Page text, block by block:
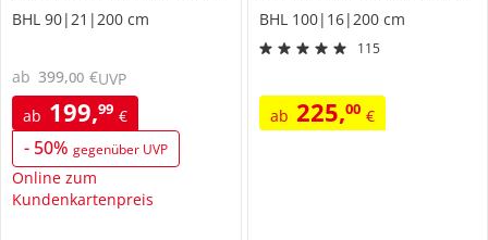
BHL 90|21|200 cm
ab 199,99 €
- 50% gegenüber UVP
Online zum
Kundenkartenpreis
ab 399,00 €UVP
BHL 100|16|200 cm
115
ab 225,00 €